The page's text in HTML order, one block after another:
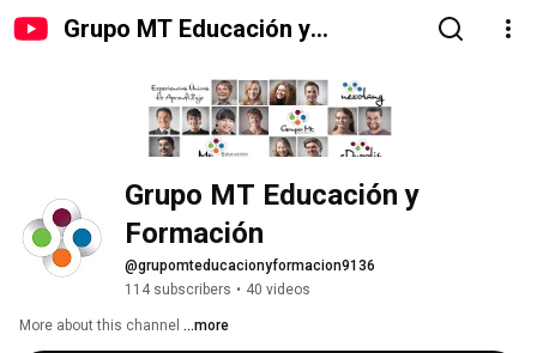
Grupo MT Educación y
Grupo MT Educación y
Formación
@grupomteducacionyformacion9136
114 subscribers • 40 videos
More about this channel ...more